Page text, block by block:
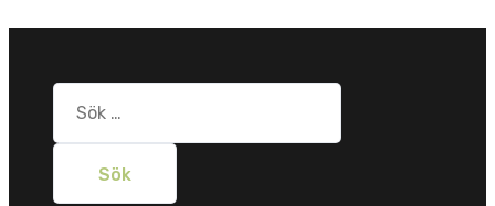
Sök
efter: